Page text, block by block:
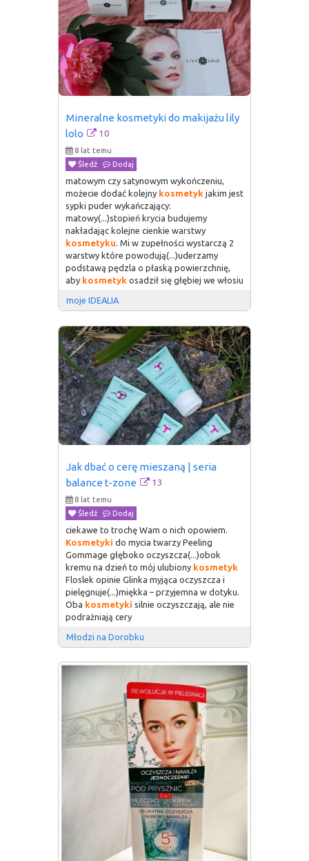
Mineralne kosmetyki do makijażu lily
lolo
10
8 lat temu
Śledź
Dodaj
matowym czy satynowym wykończeniu,
możecie dodać kolejny kosmetyk jakim jest
sypki puder wykańczający:
matowy(...)stopień krycia budujemy
nakładając kolejne cienkie warstwy
kosmetyku. Mi w zupełności wystarczą 2
warstwy które powodują(...)uderzamy
podstawą pędzla o płaską powierzchnię,
aby kosmetyk osadził się głębiej we włosiu
moje IDEALIA
Jak dbać o cerę mieszaną | seria
balance t-zone
13
8 lat temu
Śledź
Dodaj
ciekawe to trochę Wam o nich opowiem.
Kosmetyki do mycia twarzy Peeling
Gommage głęboko oczyszcza(...)obok
kremu na dzień to mój ulubiony kosmetyk
Floslek opinie Glinka myjąca oczyszcza i
pielęgnuje(...)miękka – przyjemna w dotyku.
Oba kosmetyki silnie oczyszczają, ale nie
podrażniają cery
Młodzi na Dorobku